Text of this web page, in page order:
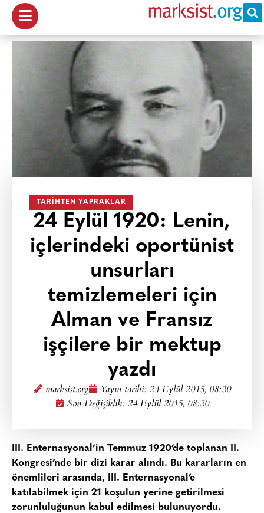
TARIHTEN YAPRAKLAR
24 Eylül 1920: Lenin,
içlerindeki oportünist
unsurları
temizlemeleri için
Alman ve Fransız
işçilere bir mektup
yazdı
marksist.org Yayın tarihi: 24 Eylül 2015, 08:30
Son Değişiklik: 24 Eylül 2015, 08:30
III. Enternasyonal’in Temmuz 1920’de toplanan II.
Kongresi’nde bir dizi karar alındı. Bu kararların en
önemlileri arasında, III. Enternasyonal’e
katılabilmek için 21 koşulun yerine getirilmesi
zorunluluğunun kabul edilmesi bulunuyordu.